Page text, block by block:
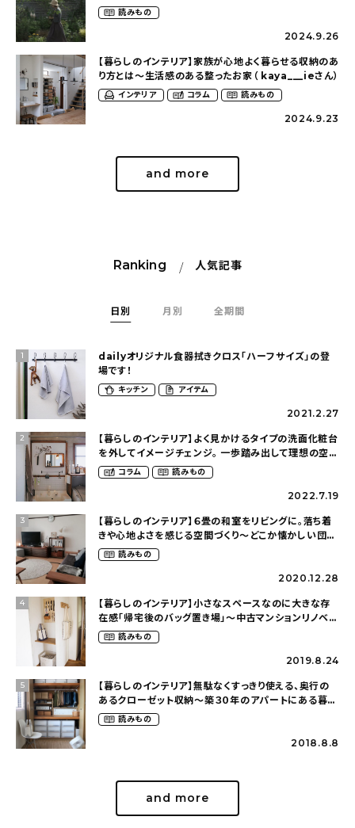
（tsumikiniwaさん）
読みもの
2024.9.26
【暮らしのインテリア】家族が心地よく暮らせる収納のあ
り方とは〜生活感のある整ったお家（ kaya___ieさん）
インテリア コラム 読みもの
2024.9.23
and more
Ranking 人気記事
日別 月別 全期間
1
dailyオリジナル食器拭きクロス「ハーフサイズ」の登
場です！
キッチン アイテム
2021.2.27
2
【暮らしのインテリア】よく見かけるタイプの洗面化粧台
を外してイメージチェンジ。 一歩踏み出して理想の空間
へ〜築１２年の建売住宅をDIYする暮らし
（asasa0509さん）
コラム 読みもの
2022.7.19
3
【暮らしのインテリア】６畳の和室をリビングに。落ち着
きや心地よさを感じる空間づくり〜どこか懐かしい団地
暮らし（fumi4511さん）
読みもの
2020.12.28
4
【暮らしのインテリア】小さなスペースなのに大きな存
在感「帰宅後のバッグ置き場」～中古マンションリノベー
ションで叶えたコダワリの暮らし（cocoyuko___さ
ん）
読みもの
2019.8.24
5
【暮らしのインテリア】無駄なくすっきり使える、奥行の
あるクローゼット収納〜築３０年のアパートにある暮ら
し（mari_ppe_さん）
読みもの
2018.8.8
and more